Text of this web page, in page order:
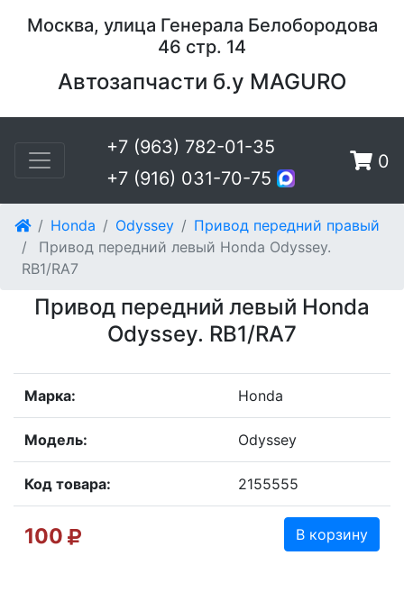
Москва, улица Генерала Белобородова
46 стр. 14
Автозапчасти б.у MAGURO
+7 (963) 782-01-35
+7 (916) 031-70-75
0
Honda Odyssey
Привод передний правый
Привод передний левый Honda Odyssey.
RB1/RA7
Привод передний левый Honda
Odyssey. RB1/RA7
Марка: Honda
Модель: Odyssey
Код товара: 2155555
100 В корзину